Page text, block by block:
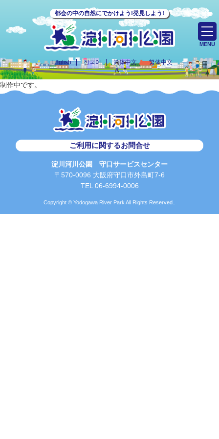
都会の中の自然にでかけよう!発見しよう!
English 한국어 简体中文 繁体中文
MENU
制作中です。
ご利用に関するお問合せ
淀川河川公園 守口サービスセンター
〒570-0096 大阪府守口市外島町7-6
TEL 06-6994-0006
Copyright © Yodogawa River Park All Rights Reserved..